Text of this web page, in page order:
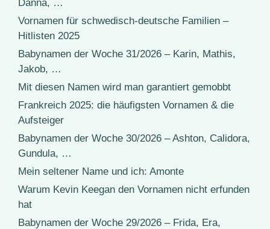
Danna, …
Vornamen für schwedisch-deutsche Familien –
Hitlisten 2025
Babynamen der Woche 31/2026 – Karin, Mathis,
Jakob, …
Mit diesen Namen wird man garantiert gemobbt
Frankreich 2025: die häufigsten Vornamen & die
Aufsteiger
Babynamen der Woche 30/2026 – Ashton, Calidora,
Gundula, …
Mein seltener Name und ich: Amonte
Warum Kevin Keegan den Vornamen nicht erfunden
hat
Babynamen der Woche 29/2026 – Frida, Era,